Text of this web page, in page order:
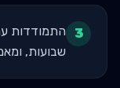
3
שבועות,